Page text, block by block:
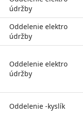
údržby
Oddelenie elektro
údržby
Oddelenie elektro
údržby
Oddelenie -kyslík